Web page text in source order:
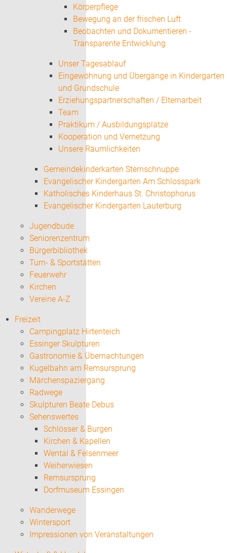
Körperpflege
Bewegung an der frischen Luft
Beobachten und Dokumentieren -
Transparente Entwicklung
Unser Tagesablauf
Eingewöhnung und Übergänge in Kindergarten
und Grundschule
Erziehungspartnerschaften / Elternarbeit
Team
Praktikum / Ausbildungsplätze
Kooperation und Vernetzung
Unsere Räumlichkeiten
Gemeindekinderkarten Sternschnuppe
Evangelischer Kindergarten Am Schlosspark
Katholisches Kinderhaus St. Christophorus
Evangelischer Kindergarten Lauterburg
Jugendbude
Seniorenzentrum
Bürgerbibliothek
Turn- & Sportstätten
Feuerwehr
Kirchen
Vereine A-Z
Freizeit
Campingplatz Hirtenteich
Essinger Skulpturen
Gastronomie & Übernachtungen
Kugelbahn am Remsursprung
Märchenspaziergang
Radwege
Skulpturen Beate Debus
Sehenswertes
Schlösser & Burgen
Kirchen & Kapellen
Wental & Felsenmeer
Weiherwiesen
Remsursprung
Dorfmuseum Essingen
Wanderwege
Wintersport
Impressionen von Veranstaltungen